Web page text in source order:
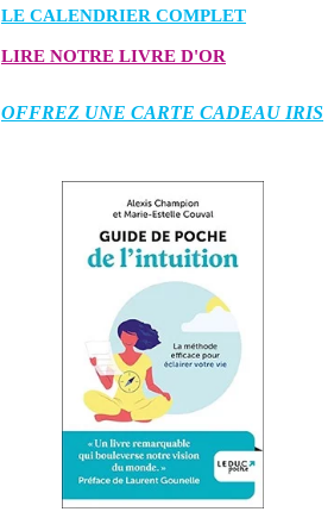
LE CALENDRIER COMPLET
LIRE NOTRE LIVRE D'OR
OFFREZ UNE CARTE CADEAU IRIS